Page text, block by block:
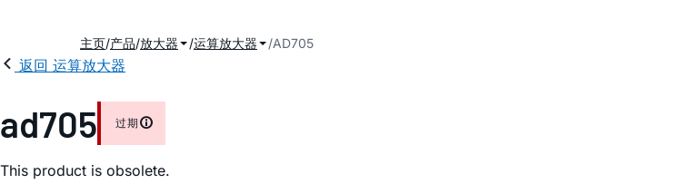
主页 产品 放大器 运算放大器 AD705
返回 运算放大器
ad705 过期
This product is obsolete.